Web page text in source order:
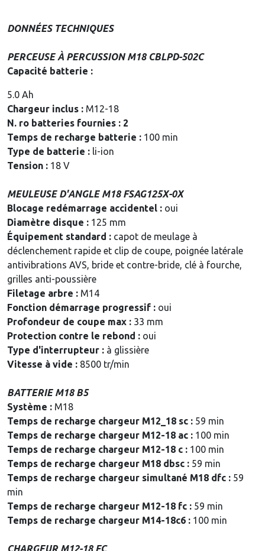
DONNÉES TECHNIQUES
PERCEUSE À PERCUSSION M18 CBLPD-502C
Capacité batterie :
5.0 Ah
Chargeur inclus : M12-18
N. ro batteries fournies : 2
Temps de recharge batterie : 100 min
Type de batterie : li-ion
Tension : 18 V
MEULEUSE D'ANGLE M18 FSAG125X-0X
Blocage redémarrage accidentel : oui
Diamètre disque : 125 mm
Équipement standard : capot de meulage à
déclenchement rapide et clip de coupe, poignée latérale
antivibrations AVS, bride et contre-bride, clé à fourche,
grilles anti-poussière
Filetage arbre : M14
Fonction démarrage progressif : oui
Profondeur de coupe max : 33 mm
Protection contre le rebond : oui
Type d'interrupteur : à glissière
Vitesse à vide : 8500 tr/min
BATTERIE M18 B5
Système : M18
Temps de recharge chargeur M12_18 sc : 59 min
Temps de recharge chargeur M12-18 ac : 100 min
Temps de recharge chargeur M12-18 c : 100 min
Temps de recharge chargeur M18 dbsc : 59 min
Temps de recharge chargeur simultané M18 dfc : 59
min
Temps de recharge chargeur M12-18 fc : 59 min
Temps de recharge chargeur M14-18c6 : 100 min
CHARGEUR M12-18 FC